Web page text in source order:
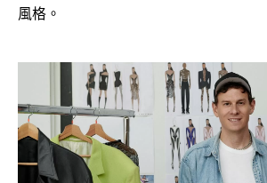
風格。